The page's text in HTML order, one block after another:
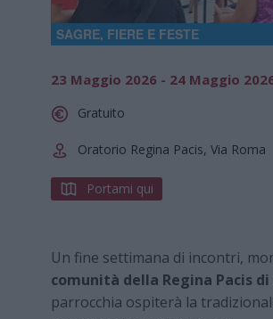
SAGRE, FIERE E FESTE
23 Maggio 2026 - 24 Maggio
Gratuito
Oratorio Regina Pacis, Via Roma
Portami qui
Un fine settimana di incontri,
comunità della Regina Pacis di
parrocchia ospiterà la